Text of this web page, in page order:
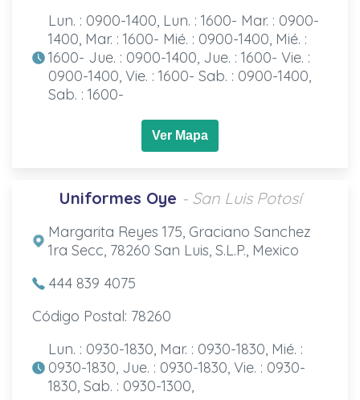
Lun. : 0900-1400, Lun. : 1600- Mar. : 0900-
1400, Mar. : 1600- Mié. : 0900-1400, Mié. :
1600- Jue. : 0900-1400, Jue. : 1600- Vie. :
0900-1400, Vie. : 1600- Sab. : 0900-1400,
Sab. : 1600-
Ver Mapa
Uniformes Oye - San Luis Potosí
Margarita Reyes 175, Graciano Sanchez
1ra Secc, 78260 San Luis, S.L.P., Mexico
444 839 4075
Código Postal: 78260
Lun. : 0930-1830, Mar. : 0930-1830, Mié. :
0930-1830, Jue. : 0930-1830, Vie. : 0930-
1830, Sab. : 0930-1300,